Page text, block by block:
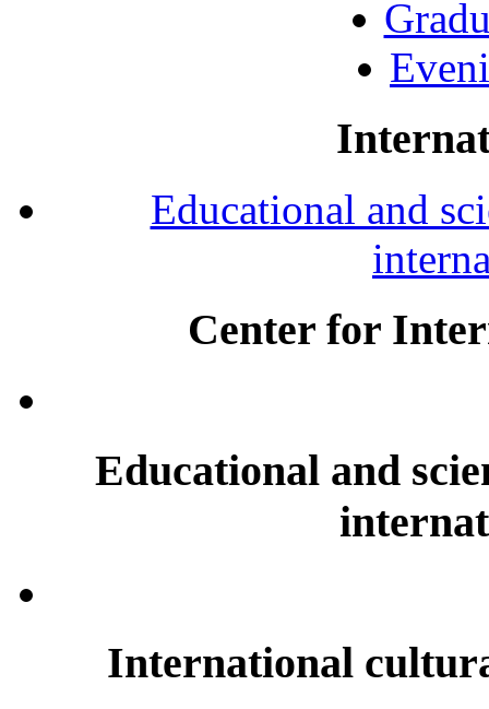
Educational and
Center for
Educational and
International